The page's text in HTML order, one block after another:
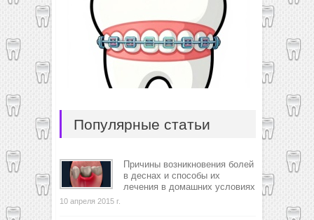
Популярные статьи
Причины возникновения болей
в деснах и способы их
лечения в домашних условиях
10 апреля 2015 г.